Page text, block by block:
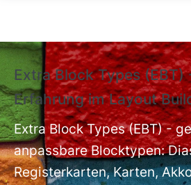
Extra Block Types (EBT)
Erfahrung im Layout
Extra Block Types (EBT) -
anpassbare Blocktypen:
Registerkarten, Karten,